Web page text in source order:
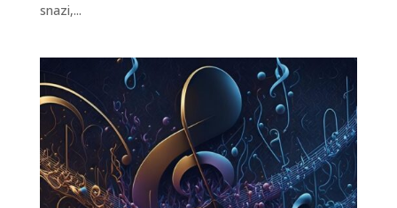
snazi,...